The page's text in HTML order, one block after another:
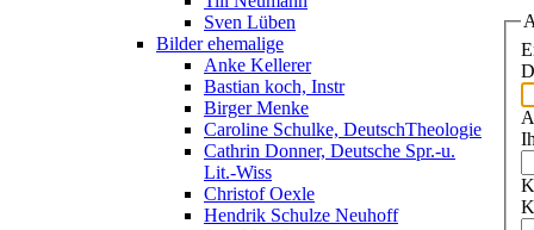
Sven Lüben
Bilder ehemalige
Anke Kellerer
Bastian koch, Instr
Birger Menke
Caroline Schulke, DeutschTheologie
Cathrin Donner, Deutsche Spr.-u.
Lit.-Wiss
Christof Oexle
Hendrik Schulze Neuhoff